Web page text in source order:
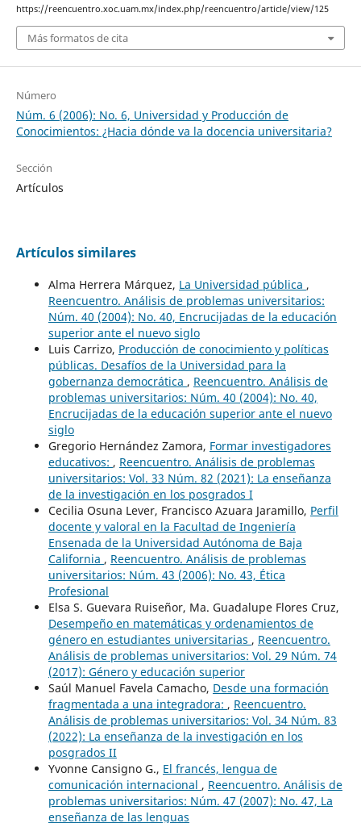
https://reencuentro.xoc.uam.mx/index.php/reencuentro/article/view/125
Más formatos de cita
Número
Núm. 6 (2006): No. 6, Universidad y Producción de
Conocimientos: ¿Hacia dónde va la docencia universitaria?
Sección
Artículos
Artículos similares
Alma Herrera Márquez, La Universidad pública ,
Reencuentro. Análisis de problemas universitarios:
Núm. 40 (2004): No. 40, Encrucijadas de la educación
superior ante el nuevo siglo
Luis Carrizo, Producción de conocimiento y políticas
públicas. Desafíos de la Universidad para la
gobernanza democrática , Reencuentro. Análisis de
problemas universitarios: Núm. 40 (2004): No. 40,
Encrucijadas de la educación superior ante el nuevo
siglo
Gregorio Hernández Zamora, Formar investigadores
educativos: , Reencuentro. Análisis de problemas
universitarios: Vol. 33 Núm. 82 (2021): La enseñanza
de la investigación en los posgrados I
Cecilia Osuna Lever, Francisco Azuara Jaramillo, Perfil
docente y valoral en la Facultad de Ingeniería
Ensenada de la Universidad Autónoma de Baja
California , Reencuentro. Análisis de problemas
universitarios: Núm. 43 (2006): No. 43, Ética
Profesional
Elsa S. Guevara Ruiseñor, Ma. Guadalupe Flores Cruz,
Desempeño en matemáticas y ordenamientos de
género en estudiantes universitarias , Reencuentro.
Análisis de problemas universitarios: Vol. 29 Núm. 74
(2017): Género y educación superior
Saúl Manuel Favela Camacho, Desde una formación
fragmentada a una integradora: , Reencuentro.
Análisis de problemas universitarios: Vol. 34 Núm. 83
(2022): La enseñanza de la investigación en los
posgrados II
Yvonne Cansigno G., El francés, lengua de
comunicación internacional , Reencuentro. Análisis de
problemas universitarios: Núm. 47 (2007): No. 47, La
enseñanza de las lenguas